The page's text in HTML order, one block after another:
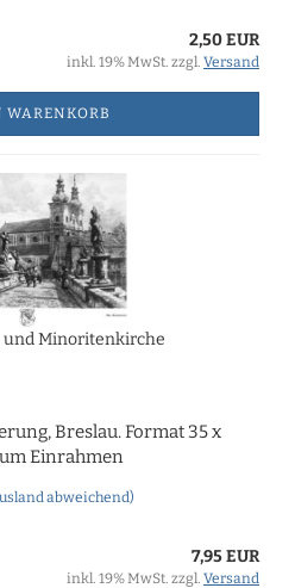
2,50 EUR
inkl. 19% MwSt. zzgl. Versand
WARENKORB
Minoritenkirche
Breslau. Format 35 x
Einrahmen
abweichend)
7,95 EUR
inkl. 19% MwSt. zzgl. Versand